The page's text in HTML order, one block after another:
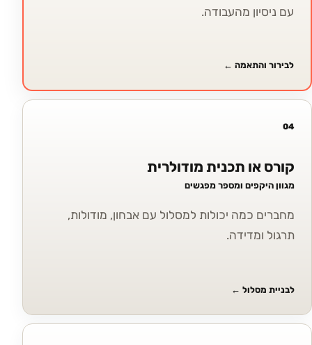
עם ניסיון מהעבודה.
לבירור והתאמה ←
04
קורס או תכנית מודולרית
מגוון היקפים ומספר מפגשים
מחברים כמה יכולות למסלול עם אבחון, מודולות,
תרגול ומדידה.
לבניית מסלול ←